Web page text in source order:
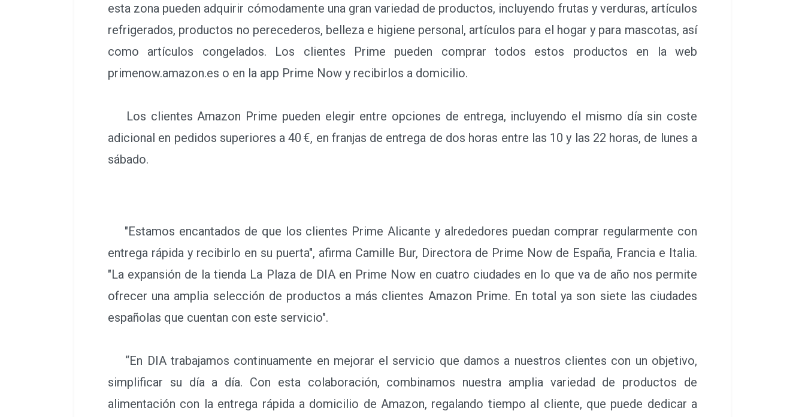
esta zona pueden adquirir cómodamente una gran variedad de productos, incluyendo frutas y verduras, artículos
refrigerados, productos no perecederos, belleza e higiene personal, artículos para el hogar y para mascotas, así
como artículos congelados. Los clientes Prime pueden comprar todos estos productos en la web
primenow.amazon.es o en la app Prime Now y recibirlos a domicilio.
Los clientes Amazon Prime pueden elegir entre opciones de entrega, incluyendo el mismo día sin coste
adicional en pedidos superiores a 40 €, en franjas de entrega de dos horas entre las 10 y las 22 horas, de lunes a
sábado.
"Estamos encantados de que los clientes Prime Alicante y alrededores puedan comprar regularmente con
entrega rápida y recibirlo en su puerta", afirma Camille Bur, Directora de Prime Now de España, Francia e Italia.
"La expansión de la tienda La Plaza de DIA en Prime Now en cuatro ciudades en lo que va de año nos permite
ofrecer una amplia selección de productos a más clientes Amazon Prime. En total ya son siete las ciudades
españolas que cuentan con este servicio".
“En DIA trabajamos continuamente en mejorar el servicio que damos a nuestros clientes con un objetivo,
simplificar su día a día. Con esta colaboración, combinamos nuestra amplia variedad de productos de
alimentación con la entrega rápida a domicilio de Amazon, regalando tiempo al cliente, que puede dedicar a